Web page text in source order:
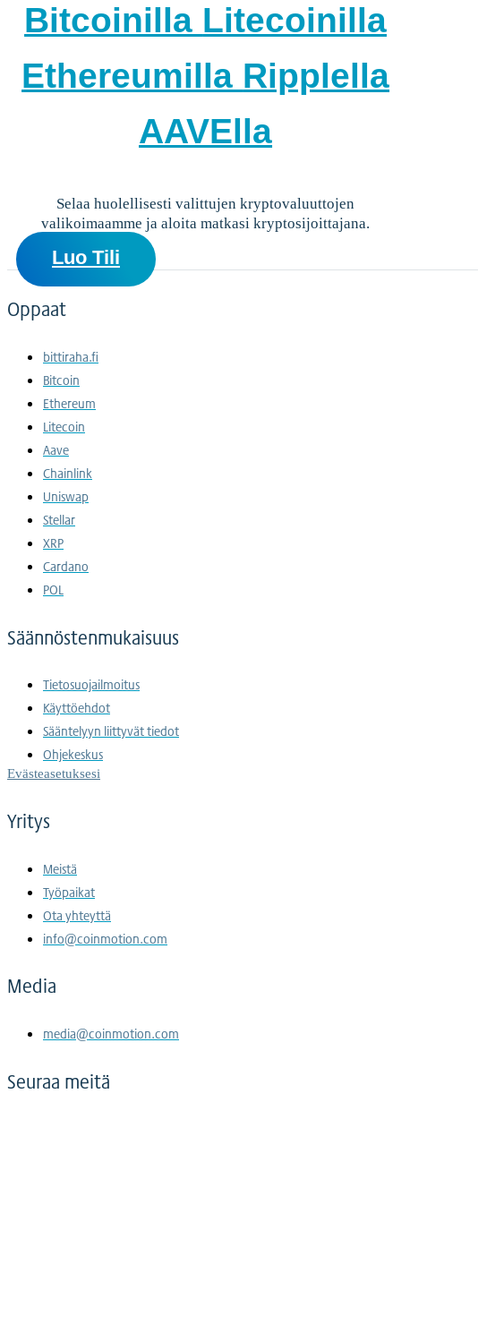
Bitcoinilla Litecoinilla
Ethereumilla Ripplella
AAVElla
Selaa huolellisesti valittujen kryptovaluuttojen
valikoimaamme ja aloita matkasi kryptosijoittajana.
Luo Tili
Oppaat
bittiraha.fi
Bitcoin
Ethereum
Litecoin
Aave
Chainlink
Uniswap
Stellar
XRP
Cardano
POL
Säännöstenmukaisuus
Tietosuojailmoitus
Käyttöehdot
Sääntelyyn liittyvät tiedot
Ohjekeskus
Evästeasetuksesi
Yritys
Meistä
Työpaikat
Ota yhteyttä
info@coinmotion.com
Media
media@coinmotion.com
Seuraa meitä